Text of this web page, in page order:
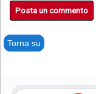
Posta un commento
Torna su